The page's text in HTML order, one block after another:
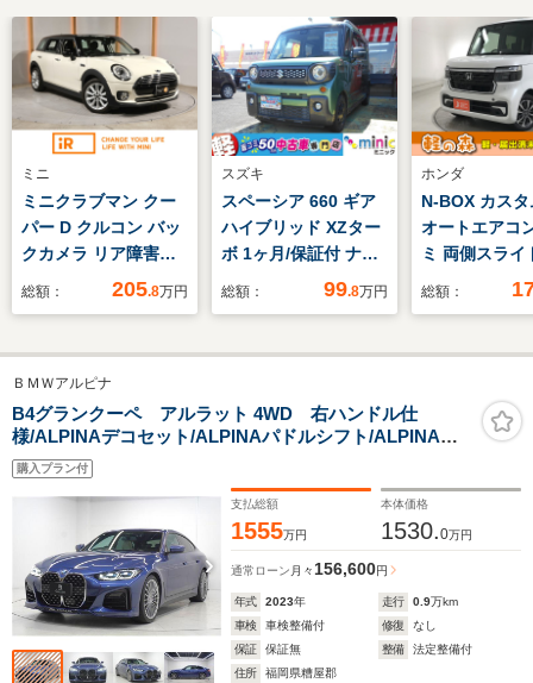
ミニ
ミニクラブマン クー
パー D クルコン バッ
クカメラ リア障害物
センサー コンフォー
LEDヘッドライト/フ
ォグランプ 純正ナビ
ETC2.0 整備付
総額： 205.8万円
スズキ
スペーシア 660 ギア
ハイブリッド XZター
ボ 1ヶ月/保証付 ナビ/
ワンセグ ETC 両側パ
アイドリングストップ
ュスタート ベンチシ
ート LEDヘッドライ
レール
総額： 99.8万円
ホンダ
N-BOX カス
オートエアコ
ミ 両側スライ
片側電動ドア
減ブレーキ ク
ヒーター スマ
ー プッシュス
総額：
ＢＭＷアルピナ
B4グランクーペ アルラット 4WD 右ハンドル仕
様/ALPINAデコセット/ALPINAパドルシフト/ALPINAセ
ーフティパッケージ/オプションブレーキシステム/サンル
ーフ/harman/kardonサラウンド/ヘッドアップディスプレ
イ/ランバーサポート/リアシートヒーター
購入プラン付
支払総額
1555万円
本体価格
1530.0万円
通常ローン 月々 156,600円
年式 2023年 走行 0.9万km
車検
車検整備付 修復
なし
保証
保証無 整備
法定整備付
住所
福岡県糟屋郡